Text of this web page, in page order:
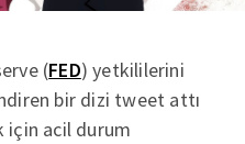
(FED) yetkililerini
bir dizi tweet attı
için acil durum